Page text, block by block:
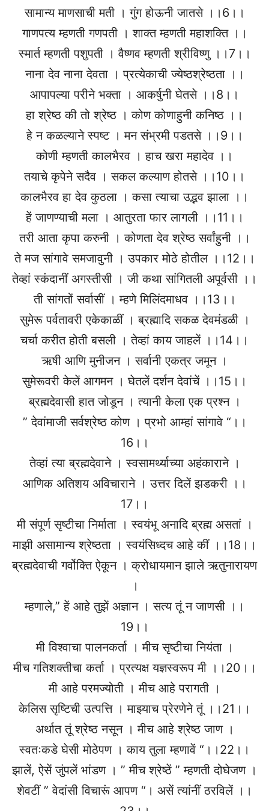
सामान्य माणसाची मती । गुंग होऊनी जातसे ।।6।।
गाणपत्य म्हणती गणपती । शाक्त म्हणती महाशक्ति ।।
स्मार्त म्हणती पशुपती । वैष्णव म्हणती श्रीविष्णु ।।7।।
नाना देव नाना देवता । प्रत्येकाची ज्येष्ठश्रेष्ठता ।।
आपापल्या परीने भक्ता । आकर्षुनी घेतसे ।।8।।
हा श्रेष्ठ की तो श्रेष्ठ । कोण कोणाहुनी कनिष्ठ ।।
हे न कळल्याने स्पष्ट । मन संभ्रमी पडतसे ।।9।।
कोणी म्हणती कालभैरव । हाच खरा महादेव ।।
तयाचे कृपेने सदैव । सकल कल्याण होतसे ।।10।।
कालभैरव हा देव कुठला । कसा त्याचा उद्भव झाला ।।
हें जाणण्याची मला । आतुरता फार लागली ।।11।।
तरी आता कृपा करुनी । कोणता देव श्रेष्ठ सर्वांहुनी ।।
ते मज सांगावे समजावुनी । उपकार मोठे होतील ।।12।।
तेव्हां स्कंदानीं अगस्तीसी । जी कथा सांगितली अपूर्वसी ।।
ती सांगतों सर्वासीं । म्हणे मिलिंदमाधव ।।13।।
सुमेरू पर्वतावरी एकेकाळीं । ब्रह्मादि सकळ देवमंडळी ।
चर्चा करीत होती बसली । तेव्हां काय जाहलें ।।14।।
ऋषी आणि मुनीजन । सर्वानी एकत्र जमून ।
सुमेरूवरी केलें आगमन । घेतलें दर्शन देवांचें ।।15।।
ब्रह्मदेवासी हात जोडून । त्यानी केला एक प्रश्न ।
” देवांमाजी सर्वश्रेष्ठ कोण । प्रभो आम्हां सांगावे “।।
16।।
तेव्हां त्या ब्रह्मदेवाने । स्वसामर्थ्याच्या अहंकाराने ।
आणिक अतिशय अविचाराने । उत्तर दिलें झडकरी ।।
17।।
मी संपूर्ण सृष्टीचा निर्माता । स्वयंभू अनादि ब्रह्म असतां ।
माझी असामान्य श्रेष्ठता । स्वयंसिध्दच आहे कीं ।।18।।
ब्रह्मदेवाची गर्वोक्ति ऐकून । क्रोधायमान झाले ऋतुनारायण
।
म्हणाले,” हें आहे तुझें अज्ञान । सत्य तूं न जाणसी ।।
19।।
मी विश्वाचा पालनकर्ता । मीच सृष्टीचा नियंता ।
मीच गतिशक्तीचा कर्ता । प्रत्यक्ष यज्ञस्वरूप मी ।।20।।
मी आहे परमज्योती । मीच आहे परागती ।
केलिस सृष्टिची उत्पत्ति । माझ्याच प्रेरणेने तूं ।।21।।
अर्थात तूं श्रेष्ठ नसून । मीच आहे श्रेष्ठ जाण ।
स्वतःकडे घेसी मोठेपण । काय तुला म्हणावें “।।22।।
झालें, ऐसें जुंपलें भांडण । ” मीच श्रेष्ठें ” म्हणती दोघेजण ।
शेवटीं ” वेदांसी विचारूं आपण “। असें त्यांनीं ठरविलें ।।